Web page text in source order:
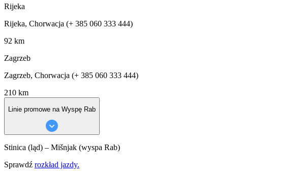
Rijeka
Rijeka, Chorwacja (+ 385 060 333 444)
92 km
Zagrzeb
Zagrzeb, Chorwacja (+ 385 060 333 444)
210 km
Linie promowe na Wyspę Rab
Stinica (ląd) – Mišnjak (wyspa Rab)
Sprawdź rozkład jazdy.